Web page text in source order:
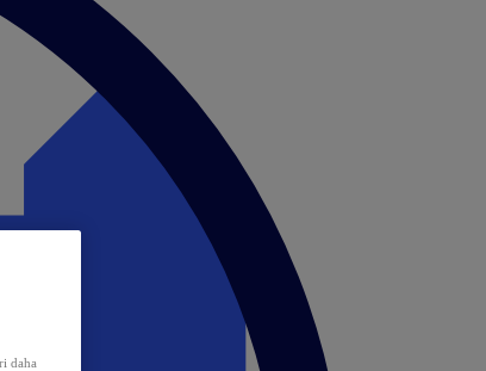
daha